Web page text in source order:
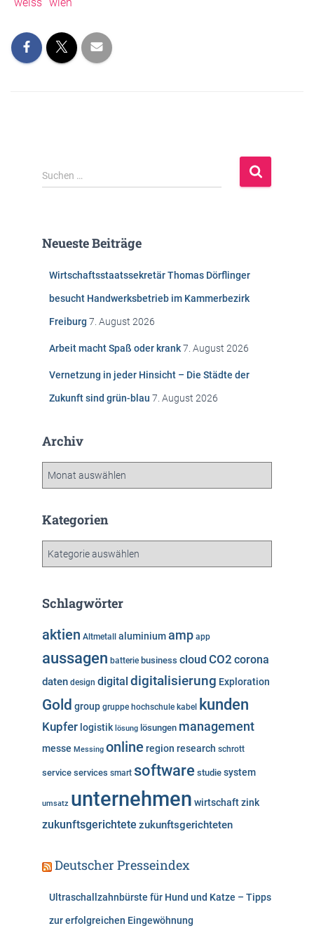
S
u
n
Suchen …
Neueste Beiträge
Wirtschaftsstaatssekretär Thomas Dörflinger
besucht Handwerksbetrieb im Kammerbezirk
Freiburg 7. August 2026
Arbeit macht Spaß oder krank7. August 2026
Vernetzung in jeder Hinsicht – Die Städte der
Zukunft sind grün-blau 7. August 2026
Archiv
h
Kategorien
g
r
i
n
Schlagwörter
aktien Altmetall aluminiumamp app
aussagen batterie business cloud CO2 corona
daten design digital digitalisierung Exploration
Gold group gruppe hochschule kabel kunden
Kupfer logistik lösung lösungen management
messe Messing online region research schrott
service services smart software studie system
umsatz unternehmen wirtschaftzink
zukunftsgerichtete zukunftsgerichteten
Deutscher Presseindex
Ultraschallzahnbürste für Hund und Katze – Tipps
zur erfolgreichen Eingewöhnung